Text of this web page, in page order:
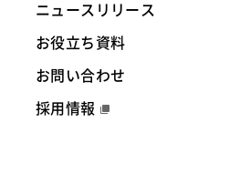
ニュースリリース
お役立ち資料
お問い合わせ
採用情報